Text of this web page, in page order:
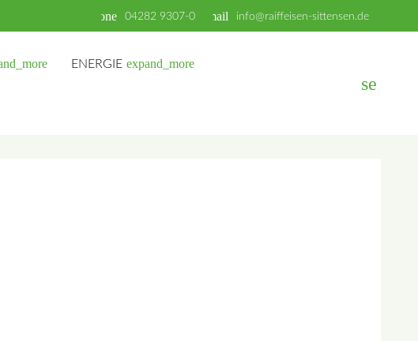
email info@raiffeisen-sittensen.de
phone 04282 9307-0
ENERGIE expand_more
search